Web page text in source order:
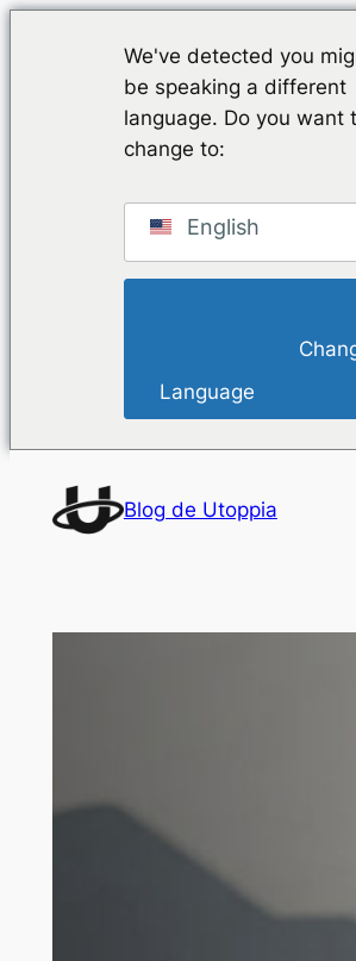
We've detected you
be speaking a different
language. Do you want
change to:
English
contenido
Blog de Utoppia